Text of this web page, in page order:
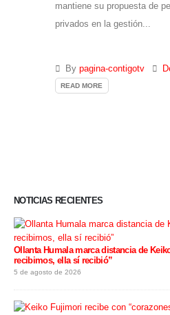
mantiene su propuesta de
privados en la gestión...
By pagina-contigotv
READ MORE
NOTICIAS RECIENTES
Ollanta Humala marca distancia de
recibimos, ella sí recibió”
5 de agosto de 2026